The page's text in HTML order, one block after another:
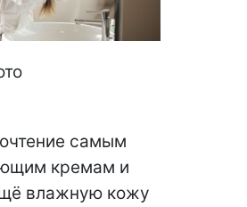
самым
кремам и
влажную кожу